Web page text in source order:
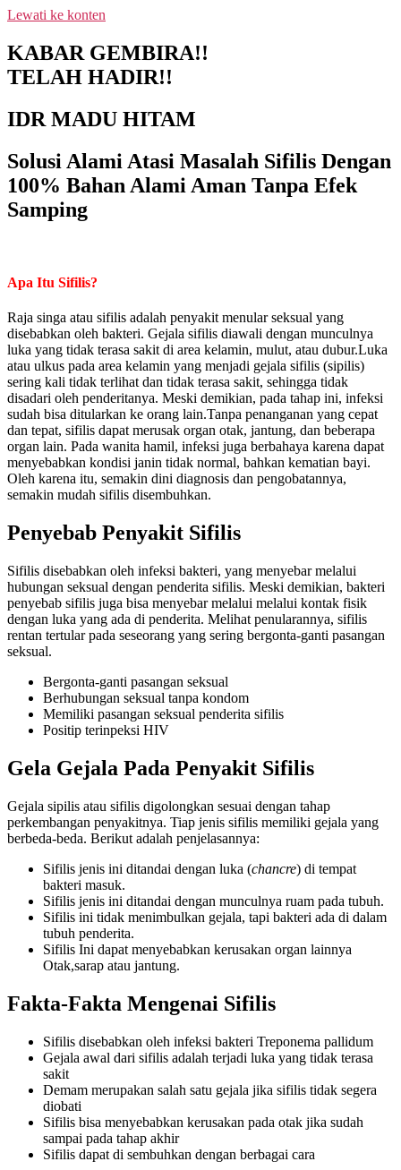
Lewati ke konten
KABAR GEMBIRA!!
TELAH HADIR!!
IDR MADU HITAM
Solusi Alami Atasi Masalah Sifilis Dengan
100% Bahan Alami Aman Tanpa Efek
Samping
Apa Itu Sifilis?
Raja singa atau sifilis adalah penyakit menular seksual yang
disebabkan oleh bakteri. Gejala sifilis diawali dengan munculnya
luka yang tidak terasa sakit di area kelamin, mulut, atau dubur.Luka
atau ulkus pada area kelamin yang menjadi gejala sifilis (sipilis)
sering kali tidak terlihat dan tidak terasa sakit, sehingga tidak
disadari oleh penderitanya. Meski demikian, pada tahap ini, infeksi
sudah bisa ditularkan ke orang lain.Tanpa penanganan yang cepat
dan tepat, sifilis dapat merusak organ otak, jantung, dan beberapa
organ lain. Pada wanita hamil, infeksi juga berbahaya karena dapat
menyebabkan kondisi janin tidak normal, bahkan kematian bayi.
Oleh karena itu, semakin dini diagnosis dan pengobatannya,
semakin mudah sifilis disembuhkan.
Penyebab Penyakit Sifilis
Sifilis disebabkan oleh infeksi bakteri, yang menyebar melalui
hubungan seksual dengan penderita sifilis. Meski demikian, bakteri
penyebab sifilis juga bisa menyebar melalui melalui kontak fisik
dengan luka yang ada di penderita. Melihat penularannya, sifilis
rentan tertular pada seseorang yang sering bergonta-ganti pasangan
seksual.
Bergonta-ganti pasangan seksual
Berhubungan seksual tanpa kondom
Memiliki pasangan seksual penderita sifilis
Positip terinpeksi HIV
Gela Gejala Pada Penyakit Sifilis
Gejala sipilis atau sifilis digolongkan sesuai dengan tahap
perkembangan penyakitnya. Tiap jenis sifilis memiliki gejala yang
berbeda-beda. Berikut adalah penjelasannya:
Sifilis jenis ini ditandai dengan luka (chancre) di tempat
bakteri masuk.
Sifilis jenis ini ditandai dengan munculnya ruam pada tubuh.
Sifilis ini tidak menimbulkan gejala, tapi bakteri ada di dalam
tubuh penderita.
Sifilis Ini dapat menyebabkan kerusakan organ lainnya
Otak,sarap atau jantung.
Fakta-Fakta Mengenai Sifilis
Sifilis disebabkan oleh infeksi bakteri Treponema pallidum
Gejala awal dari sifilis adalah terjadi luka yang tidak terasa
sakit
Demam merupakan salah satu gejala jika sifilis tidak segera
diobati
Sifilis bisa menyebabkan kerusakan pada otak jika sudah
sampai pada tahap akhir
Sifilis dapat di sembuhkan dengan berbagai cara
NEW PROMO !! BAYAR SETELAH SAMPAI 1-10
SEKARANG (NON COD - TRANSFER SETELAH
SAMPAI KE REKENING KAMI)